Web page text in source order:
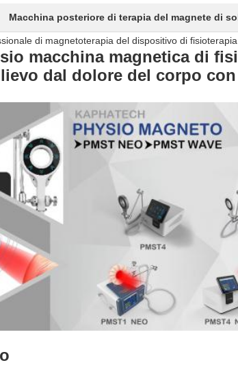
Macchina posteriore di terapia del magnete di
di magnetoterapia del dispositivo di
macchina magnetica di
dal dolore del corpo